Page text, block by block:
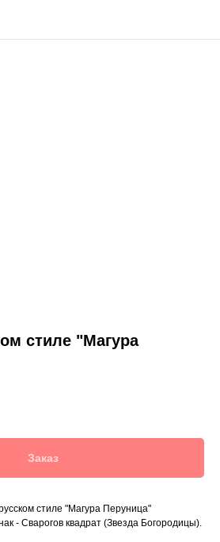
стиле "Магура
Заказ
стиле "Магура Перуница"
- Сварогов квадрат (Звезда Богородицы).